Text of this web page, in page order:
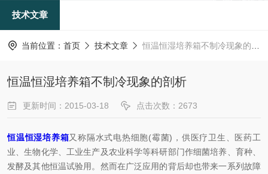
技术文章
当前位置： 首页 技术文章 恒温恒湿培养箱不制冷现象的剖析
恒温恒湿培养箱不制冷现象的剖析
更新时间：2015-03-18 点击次数：2673
恒温恒湿培养箱又称隔水式电热细胞(霉菌)，供医疗卫生、医药工
业、生物化学、工业生产及农业科学等科研部门作细菌培养、育种、
发酵及其他恒温试验用。然而在广泛应用的背后却也带来一系列故障